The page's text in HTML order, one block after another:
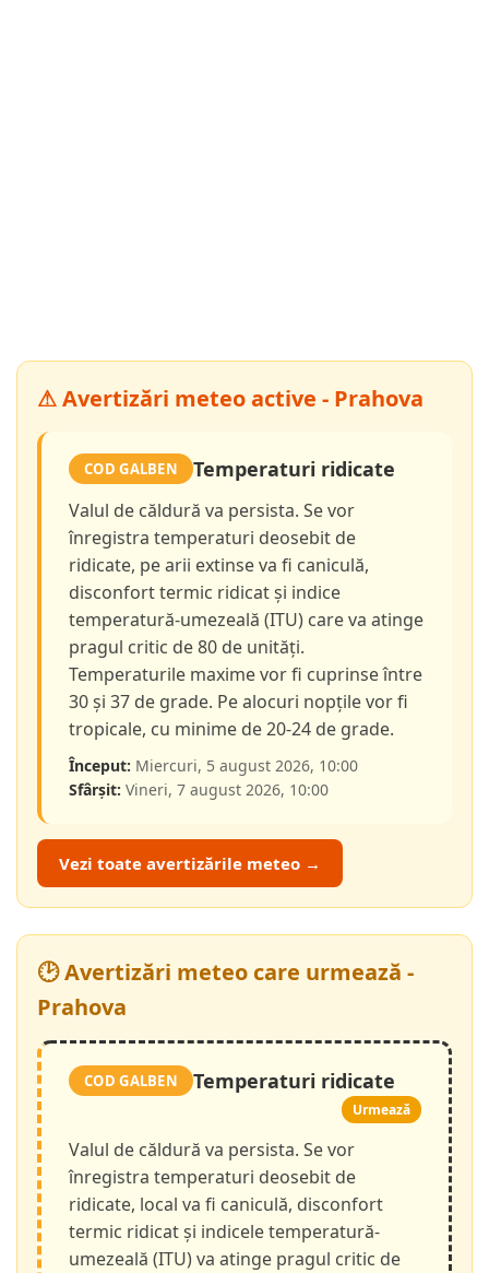
⚠ Avertizări meteo active - Prahova
COD GALBEN Temperaturi ridicate
Valul de căldură va persista. Se vor
înregistra temperaturi deosebit de
ridicate, pe arii extinse va fi caniculă,
disconfort termic ridicat și indice
temperatură-umezeală (ITU) care va atinge
pragul critic de 80 de unități.
Temperaturile maxime vor fi cuprinse între
30 și 37 de grade. Pe alocuri nopțile vor fi
tropicale, cu minime de 20-24 de grade.
Început: Miercuri, 5 august 2026, 10:00
Sfârșit: Vineri, 7 august 2026, 10:00
Vezi toate avertizările meteo →
🕑 Avertizări meteo care urmează -
Prahova
COD GALBEN Temperaturi ridicate
Urmează
Valul de căldură va persista. Se vor
înregistra temperaturi deosebit de
ridicate, local va fi caniculă, disconfort
termic ridicat și indicele temperatură-
umezeală (ITU) va atinge pragul critic de